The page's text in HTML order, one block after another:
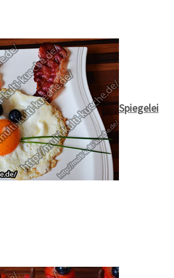
Spiegelei